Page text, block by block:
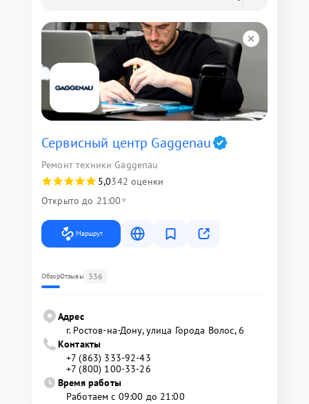
Сервисный центр Gaggenau
Ремонт техники Gaggenau
5,0342 оценки
Открыто до 21:00
Маршрут
ОбзорОтзывы 336
Адрес
г. Ростов-на-Дону, улица Города Волос, 6
Контакты
+7 (863) 333-92-43
+7 (800) 100-33-26
Время работы
Работаем с 09:00 до 21:00